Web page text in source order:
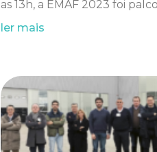
as 13h, a EMAF 2023 foi
ler mais